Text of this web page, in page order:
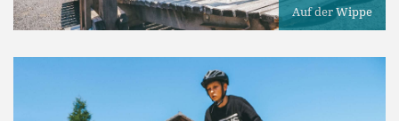
Auf der Wippe